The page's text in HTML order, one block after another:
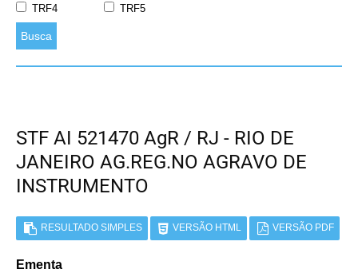
TRF4
TRF5
Busca
STF AI 521470 AgR / RJ - RIO DE
JANEIRO AG.REG.NO AGRAVO DE
INSTRUMENTO
RESULTADO SIMPLES VERSÃO HTML VERSÃO PDF
Ementa